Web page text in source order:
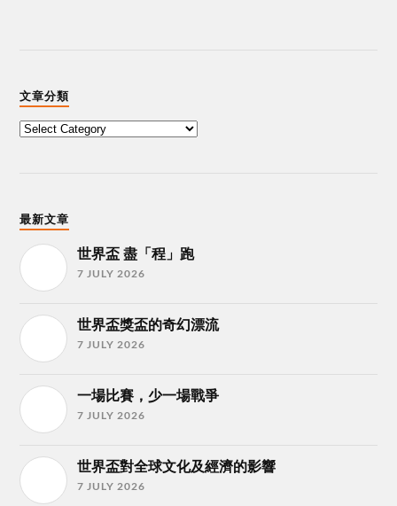
文章分類
最新文章
世界盃 盡「程」跑
7 JULY 2026
世界盃獎盃的奇幻漂流
7 JULY 2026
一場比賽，少一場戰爭
7 JULY 2026
世界盃對全球文化及經濟的影響
7 JULY 2026